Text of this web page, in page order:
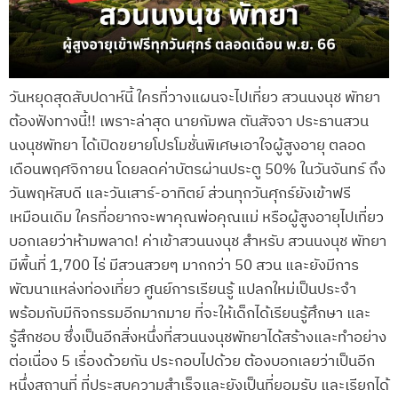
วันหยุดสุดสับปดาห์นี้ ใครที่วางแผนจะไปเที่ยว สวนนงนุช พัทยา
ต้องฟังทางนี้!! เพราะล่าสุด นายกัมพล ตันสัจจา ประธานสวน
นงนุชพัทยา ได้เปิดขยายโปรโมชั่นพิเศษเอาใจผู้สูงอายุ ตลอด
เดือนพฤศจิกายน โดยลดค่าบัตรผ่านประตู 50% ในวันจันทร์ ถึง
วันพฤหัสบดี และวันเสาร์-อาทิตย์ ส่วนทุกวันศุกร์ยังเข้าฟรี
เหมือนเดิม ใครที่อยากจะพาคุณพ่อคุณแม่ หรือผู้สูงอายุไปเที่ยว
บอกเลยว่าห้ามพลาด! ค่าเข้าสวนนงนุช สำหรับ สวนนงนุช พัทยา
มีพื้นที่ 1,700 ไร่ มีสวนสวยๆ มากกว่า 50 สวน และยังมีการ
พัฒนาแหล่งท่องเที่ยว ศูนย์การเรียนรู้ แปลกใหม่เป็นประจำ
พร้อมกับมีกิจกรรมอีกมากมาย ที่จะให้เด็กได้เรียนรู้ศึกษา และ
รู้สึกชอบ ซึ่งเป็นอีกสิ่งหนึ่งที่สวนนงนุชพัทยาได้สร้างและทำอย่าง
ต่อเนื่อง 5 เรื่องด้วยกัน ประกอบไปด้วย ต้องบอกเลยว่าเป็นอีก
หนึ่งสถานที่ ที่ประสบความสำเร็จและยังเป็นที่ยอมรับ และเรียกได้